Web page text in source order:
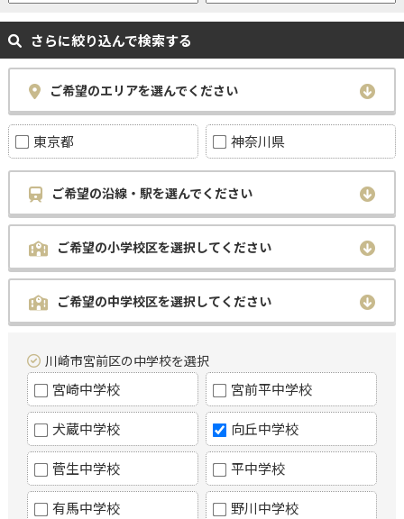
さらに絞り込んで検索する
ご希望のエリアを選んでください
東京都 神奈川県
ご希望の沿線・駅を選んでください
ご希望の小学校区を選択してください
ご希望の中学校区を選択してください
川崎市宮前区の中学校を選択
宮崎中学校 宮前平中学校
犬蔵中学校 向丘中学校
菅生中学校 平中学校
有馬中学校 野川中学校